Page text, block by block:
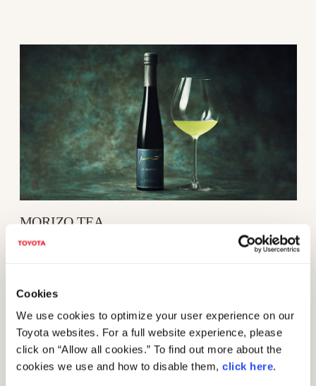
Cookies
We use cookies to optimize your user experience on our
Toyota websites. For a full website experience, please
click on “Allow all cookies.” To find out more about the
cookies we use and how to disable them, click here.
MORIZO TEA
豊かさを感じる香りが広がります。
もっと見る